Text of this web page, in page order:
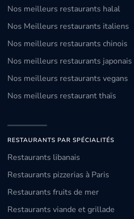
Nos meilleurs restaurants halal
Nos Meilleurs restaurants italiens
Nos meilleurs restaurants chinois
Nos meilleurs restaurants japonais
Nos meilleurs restaurants vegans
Nos meilleurs restaurant thaïs
RESTAURANTS PAR SPÉCIALITÉS
Restaurants libanais
Restaurants pizzerias à Paris
Restaurants fruits de mer
Restaurants viande et grillade